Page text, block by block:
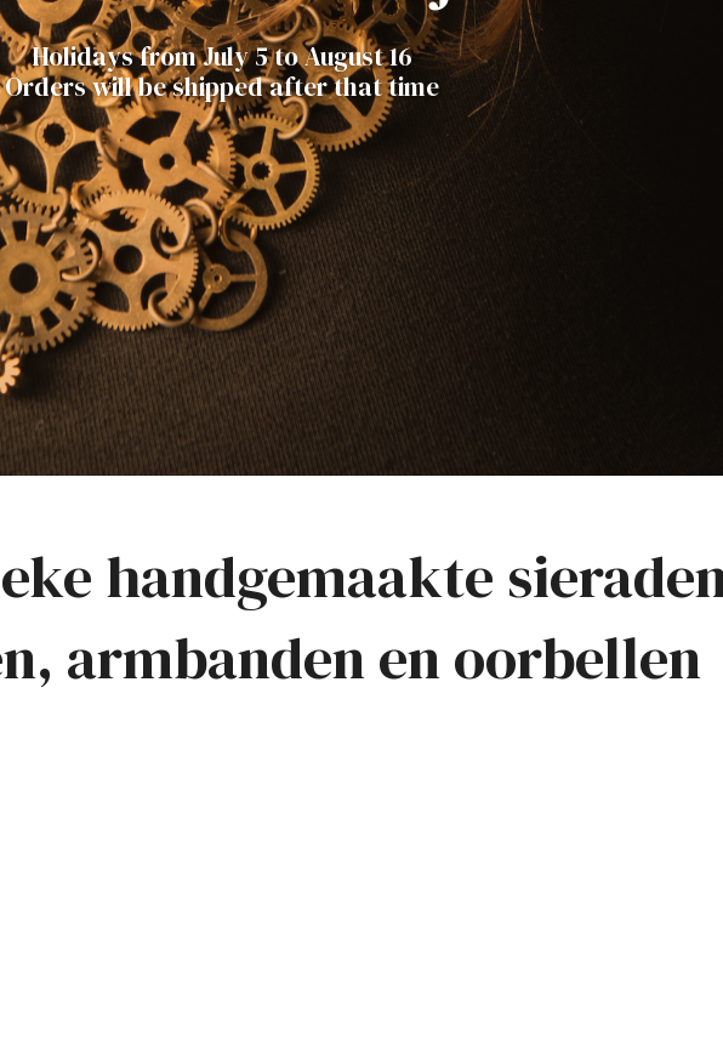
Holidays from July 5 to August 16
Orders will be shipped after that time
handgemaakte
armbanden en oorbellen